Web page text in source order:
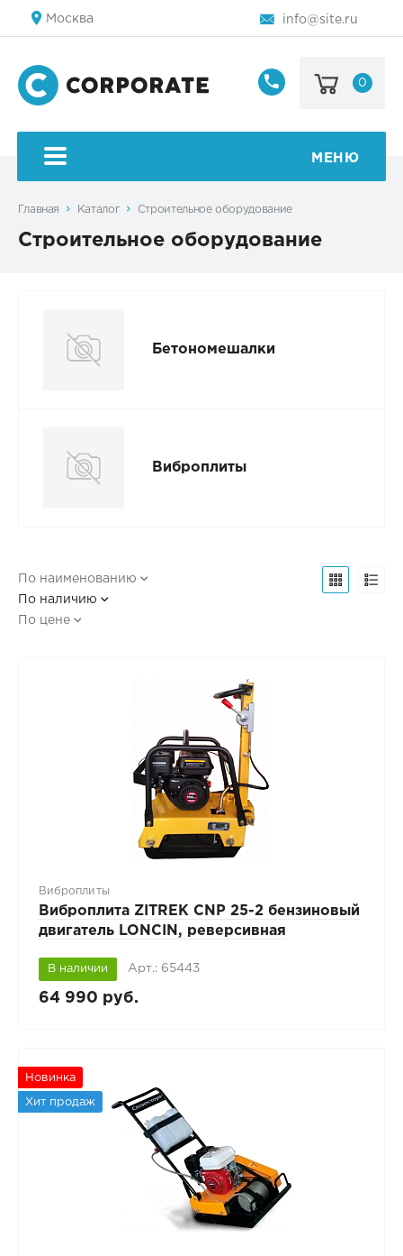
Москва info@site.ru
8
123-
0
МЕНЮ
Главная Каталог Строительное оборудование
Строительное оборудование
Бетономешалки
Виброплиты
По наименованию
По наличию
По цене
Виброплиты
Виброплита ZITREK CNP 25-2 бензиновый
двигатель LONCIN, реверсивная
В наличии Арт.: 65443
64 990 руб.
Новинка
Хит продаж